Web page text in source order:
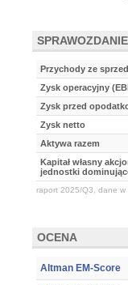
Przychody ze
Zysk operacyjny
Zysk przed
Zysk netto
Aktywa razem
Kapitał własny
jednostki
raport 2025/Q3, dane w
OCENA
Altman EM-Score